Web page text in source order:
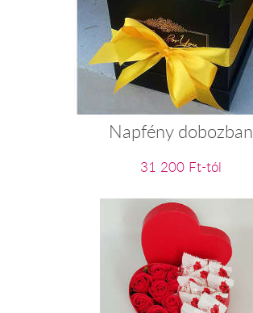
Napfény dobozban
31 200 Ft-tól